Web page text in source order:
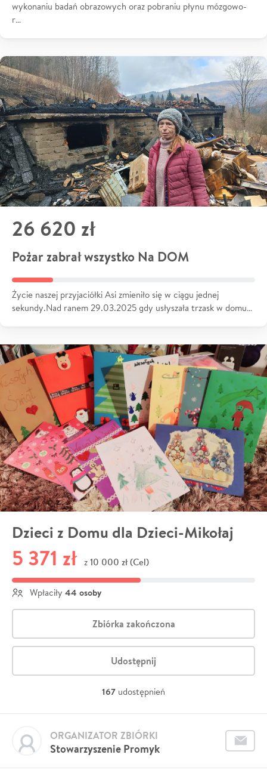
wykonaniu badań obrazowych oraz pobraniu płynu mózgowo-
r…
26 620 zł
Pożar zabrał wszystko Na DOM
Życie naszej przyjaciółki Asi zmieniło się w ciągu jednej
sekundy.Nad ranem 29.03.2025 gdy usłyszała trzask w domu…
Dzieci z Domu dla Dzieci-Mikołaj
5 371 zł z 10 000 zł (Cel)
Wpłaciły 44 osoby
Zbiórka zakończona
Udostępnij
167 udostępnień
Stowarzyszenie Promyk
ORGANIZATOR ZBIÓRKI